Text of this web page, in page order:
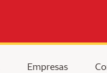
Empresas